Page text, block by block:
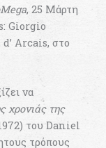
, 25 Μάρτη
Giorgio
Arcais, στο
να
χρονιάς της
του Daniel
τρόπους